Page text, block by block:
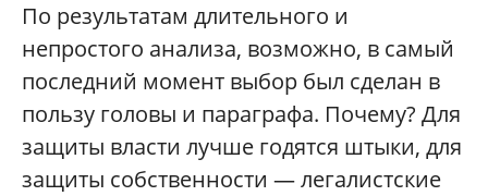
По результатам длительного и
непростого анализа, возможно, в самый
последний момент выбор был сделан в
пользу головы и параграфа. Почему? Для
защиты власти лучше годятся штыки, для
защиты собственности — легалистские